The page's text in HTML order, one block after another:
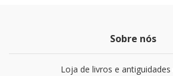
Sobre nós
Loja de livros e antiguidades